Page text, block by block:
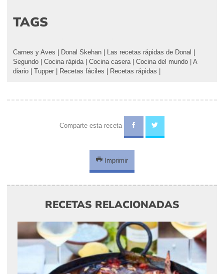
TAGS
Carnes y Aves Donal Skehan Las recetas rápidas de Donal
Segundo
Cocina rápida| Cocina casera| Cocina del mundo
A
diario
Tupper Recetas fáciles Recetas rápidas
Comparte esta receta
Imprimir
RECETAS RELACIONADAS